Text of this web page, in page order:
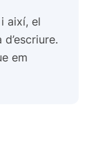
així, el
em